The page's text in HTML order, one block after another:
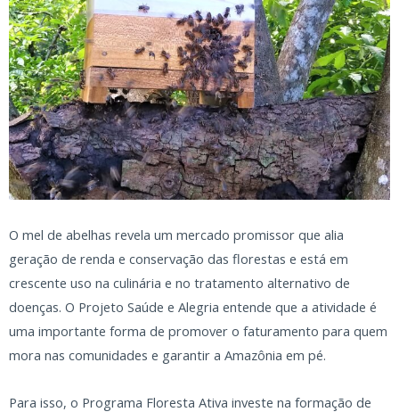
O mel de abelhas revela um mercado promissor que alia
geração de renda e conservação das florestas e está em
crescente uso na culinária e no tratamento alternativo de
doenças. O Projeto Saúde e Alegria entende que a atividade é
uma importante forma de promover o faturamento para quem
mora nas comunidades e garantir a Amazônia em pé.
Para isso, o Programa Floresta Ativa investe na formação de